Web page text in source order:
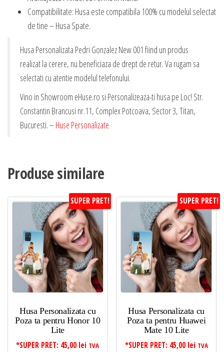
Compatibilitate: Husa este compatibila 100% cu modelul selectat
de tine – Husa Spate.
Husa Personalizata Pedri Gonzalez New 001 fiind un produs
realizat la cerere, nu beneficiaza de drept de retur. Va rugam sa
selectati cu atentie modelul telefonului.
Vino in Showroom eHuse.ro si Personalizeaza-ti husa pe Loc! Str.
Constantin Brancusi nr.11, Complex Potcoava, Sector 3, Titan,
Bucuresti. – Huse Personalizate
Produse similare
SUPER PRET!
Husa Personalizata cu
Poza ta pentru Honor 10
Lite
*SUPER PRET: 45,00 lei TVA
SUPER PRET!
Husa Personalizata cu
Poza ta pentru Huawei
Mate 10 Lite
*SUPER PRET: 45,00 lei TVA